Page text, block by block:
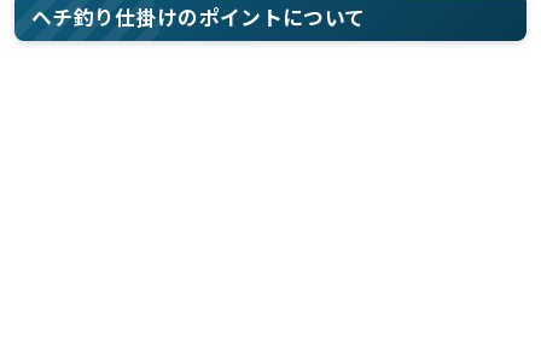
ヘチ釣り仕掛けのポイントについて